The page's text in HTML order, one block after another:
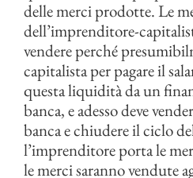
delle merci prodotte. Le
dell’imprenditore-
vendere perché
capitalista per pagare il
questa liquidità da un
banca, e adesso deve
banca e chiudere il ciclo
l’imprenditore porta le
le merci saranno vendute